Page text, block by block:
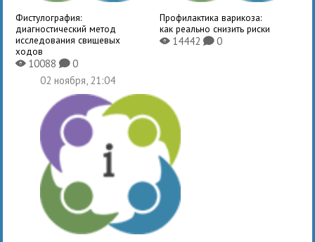
Фистулография:
диагностический метод
исследования свищевых
ходов
X10088K0
Профилактика варикоза:
как реально снизить риски
X14442 K0
02 ноября, 21:04